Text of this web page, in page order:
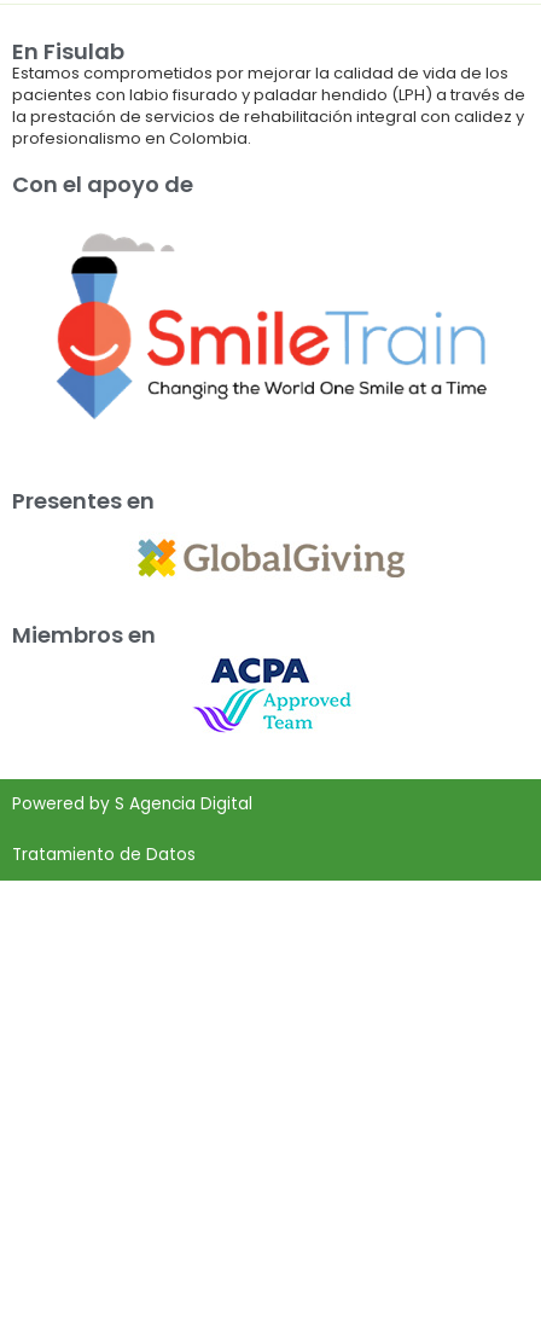
En Fisulab
Estamos comprometidos por mejorar la calidad de vida de los
pacientes con labio fisurado y paladar hendido (LPH) a través de
la prestación de servicios de rehabilitación integral con calidez y
profesionalismo en Colombia.
Con el apoyo de
Presentes en
Miembros en
Powered by S Agencia Digital
Tratamiento de Datos